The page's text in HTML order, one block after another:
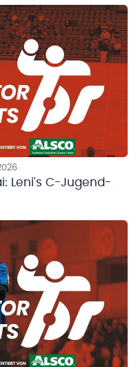
Leni's C-Jugend-